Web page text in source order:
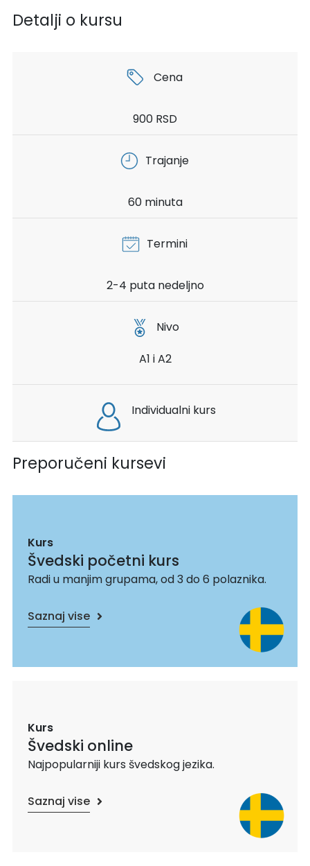
Detalji o kursu
Cena
900 RSD
Trajanje
60 minuta
Termini
2-4 puta nedeljno
Nivo
A1 i A2
Individualni kurs
Preporučeni kursevi
Kurs
Švedski početni kurs
Radi u manjim grupama, od 3 do 6 polaznika.
Saznaj vise
Kurs
Švedski online
Najpopularniji kurs švedskog jezika.
Saznaj vise